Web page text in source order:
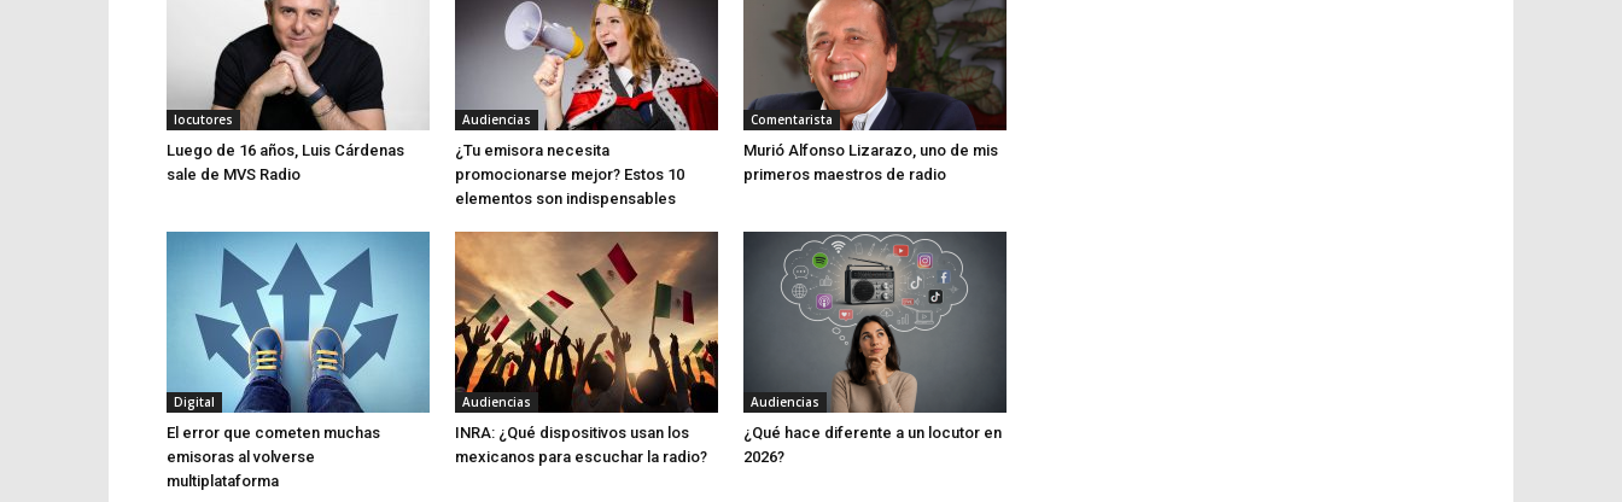
locutores
Luego de 16 años, Luis Cárdenas
sale de MVS Radio
Audiencias
¿Tu emisora necesita
promocionarse mejor? Estos 10
elementos son indispensables
Comentarista
Murió Alfonso Lizarazo, uno de mis
primeros maestros de radio
Digital
El error que cometen muchas
emisoras al volverse
multiplataforma
Audiencias
INRA: ¿Qué dispositivos usan los
mexicanos para escuchar la radio?
Audiencias
¿Qué hace diferente a un locutor en
2026?